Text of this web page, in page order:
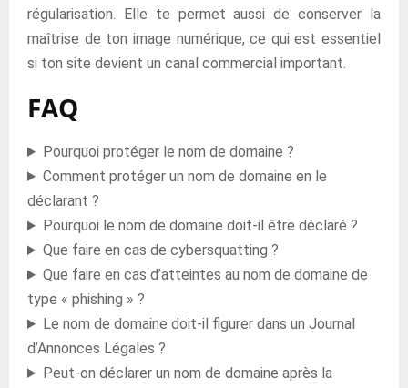
régularisation. Elle te permet aussi de conserver la
maîtrise de ton image numérique, ce qui est essentiel
si ton site devient un canal commercial important.
FAQ
Pourquoi protéger le nom de domaine ?
Comment protéger un nom de domaine en le
déclarant ?
Pourquoi le nom de domaine doit-il être déclaré ?
Que faire en cas de cybersquatting ?
Que faire en cas d’atteintes au nom de domaine de
type « phishing » ?
Le nom de domaine doit-il figurer dans un Journal
d’Annonces Légales ?
Peut-on déclarer un nom de domaine après la